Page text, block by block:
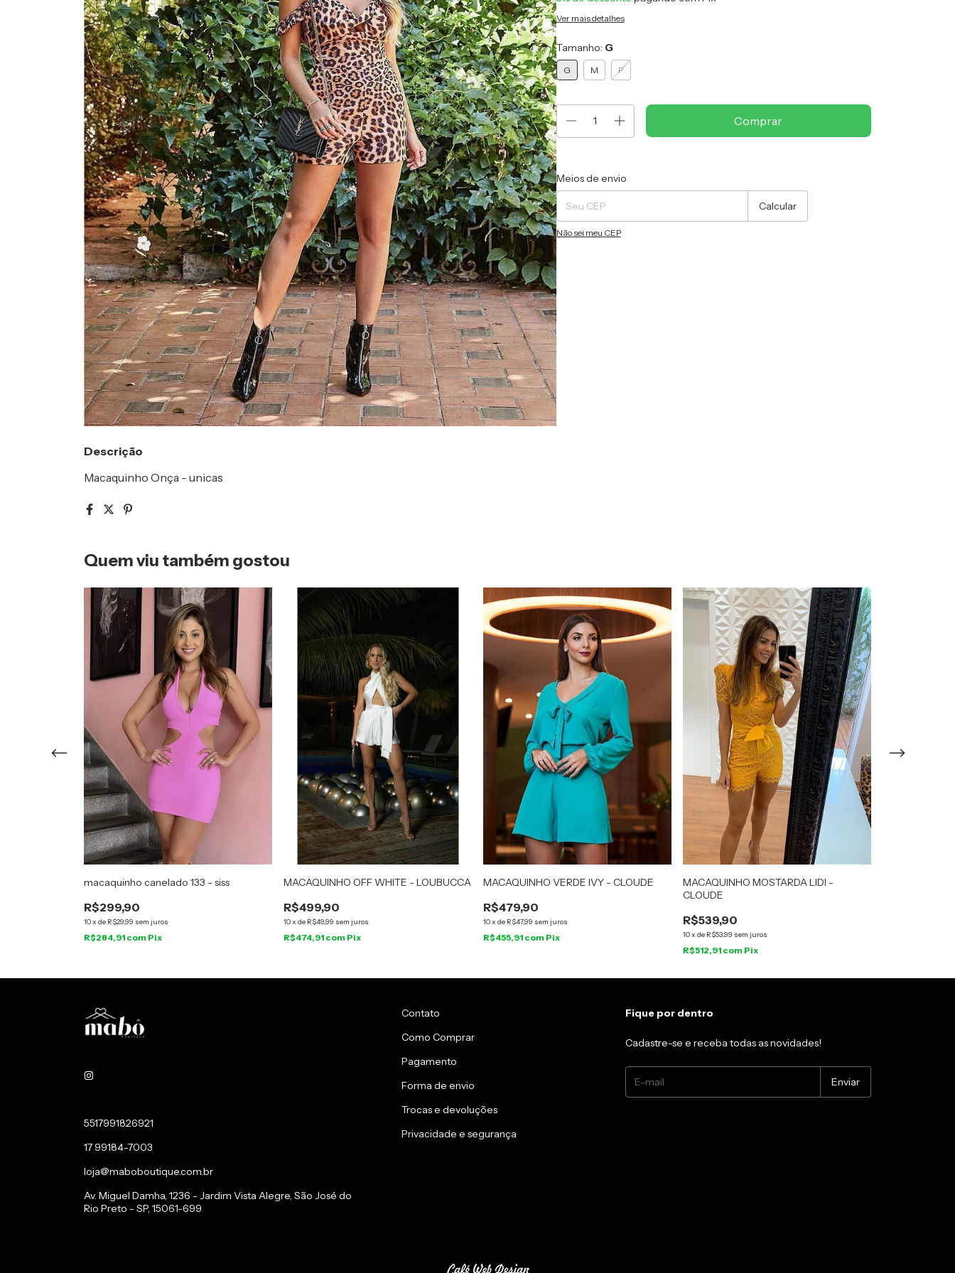
Ver mais detalhes
Tamanho: G
G M P
Entregas para o CEP:
Meios de envio
Calcular
Não sei meu CEP
Descrição
Macaquinho Onça - unicas
Quem viu também gostou
macaquinho canelado 133 - siss
R$299,90
10x de R$29,99 sem juros
R$284,91 com Pix
MACAQUINHO OFF WHITE - LOUBUCCA
R$499,90
10x de R$49,99 sem juros
R$474,91 com Pix
MACAQUINHO VERDE IVY - CLOUDE
R$479,90
10x de R$47,99 sem juros
R$455,91 com Pix
MACAQUINHO MOSTARDA LIDI -
CLOUDE
R$539,90
10x de R$53,99 sem juros
R$512,91 com Pix
5517991826921
17 99184-7003
loja@maboboutique.com.br
Av. Miguel Damha, 1236 - Jardim Vista Alegre, São José do
Rio Preto - SP, 15061-699
Contato
Como Comprar
Pagamento
Forma de envio
Trocas e devoluções
Privacidade e segurança
Fique por dentro
Cadastre-se e receba todas as novidades!